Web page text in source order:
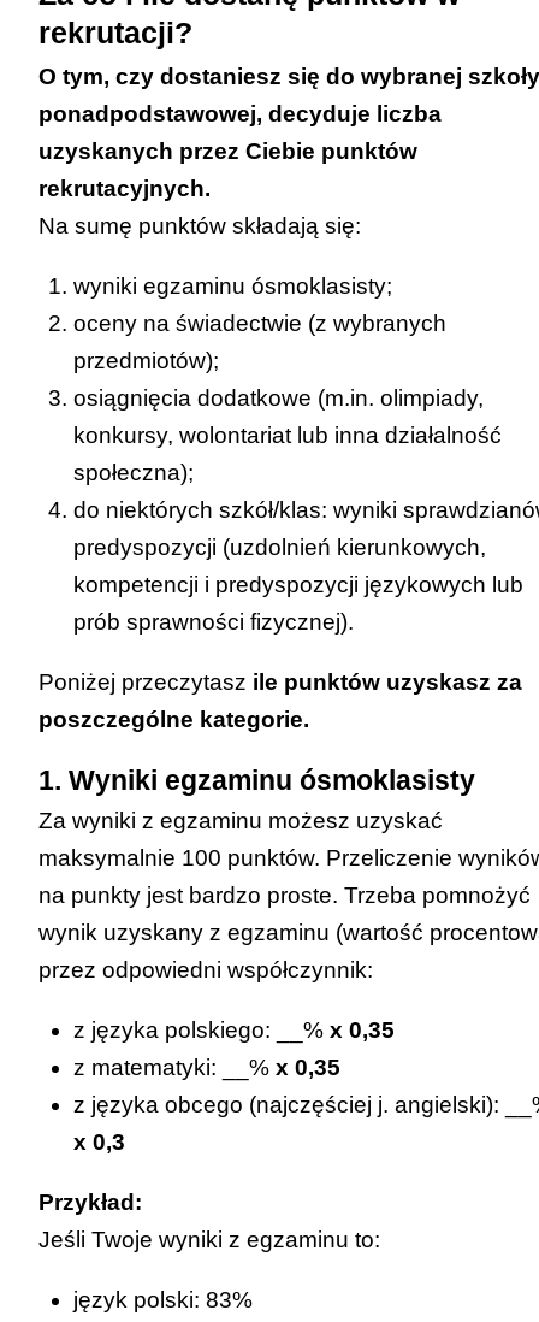
rekrutacji?
O tym, czy dostaniesz się do wybranej szkoły
ponadpodstawowej, decyduje liczba
uzyskanych przez Ciebie punktów
rekrutacyjnych.
Na sumę punktów składają się:
wyniki egzaminu ósmoklasisty;
oceny na świadectwie (z wybranych
przedmiotów);
osiągnięcia dodatkowe (m.in. olimpiady,
konkursy, wolontariat lub inna działalność
społeczna);
do niektórych szkół/klas: wyniki
predyspozycji (uzdolnień kierunkowych,
kompetencji i predyspozycji językowych lub
prób sprawności fizycznej).
Poniżej przeczytasz ile punktów uzyskasz za
poszczególne kategorie.
1. Wyniki egzaminu ósmoklasisty
Za wyniki z egzaminu możesz uzyskać
maksymalnie 100 punktów. Przeliczenie
na punkty jest bardzo proste. Trzeba pomnożyć
wynik uzyskany z egzaminu (wartość
przez odpowiedni współczynnik:
z języka polskiego: __% x 0,35
z matematyki: __% x 0,35
z języka obcego (najczęściej j. angielski):
x 0,3
Przykład:
Jeśli Twoje wyniki z egzaminu to:
język polski: 83%